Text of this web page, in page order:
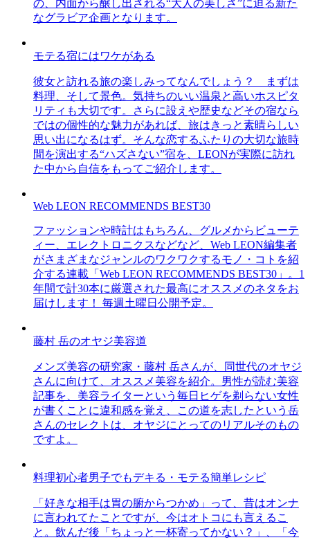
の、内面から醸し出される“大人の美しさ”に迫る新た
なグラビア企画となります。
モテる宿にはワケがある
彼女と訪れる旅の楽しみってなんでしょう？ まずは
料理、そして景色。気持ちのいい温泉と高いホスピタ
リティも大切です。さらに設えや歴史などその宿なら
ではの個性的な魅力があれば、旅はきっと素晴らしい
思い出になるはず。そんな恋するふたりの大切な旅時
間を演出する“ハズさない”宿を、LEONが実際に訪れ
た中から自信をもってご紹介します。
Web LEON RECOMMENDS BEST30
ファッションや時計はもちろん、グルメからビューテ
ィー、エレクトロニクスなどなど、Web LEON編集者
がさまざまなジャンルのワクワクするモノ・コトを紹
介する連載「Web LEON RECOMMENDS BEST30」。1
年間で計30本に厳選された最高にオススメのネタをお
届けします！ 毎週土曜日公開予定。
藤村 岳のオヤジ美容道
メンズ美容の研究家・藤村 岳さんが、同世代のオヤジ
さんに向けて、オススメ美容を紹介。男性が読む美容
記事を、美容ライターという毎日ヒゲを剃らない女性
が書くことに違和感を覚え、この道を志したという岳
さんのセレクトは、オヤジにとってのリアルそのもの
ですよ。
料理初心者男子でもデキる・モテる簡単レシピ
「好きな相手は胃の腑からつかめ」って、昔はオンナ
に言われてたことですが、今はオトコにも言えるこ
と。飲んだ後「ちょっと一杯寄ってかない？」、「今